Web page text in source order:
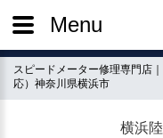
スピードメーター修理専門店
応）神奈川県横浜市
横浜
Menu